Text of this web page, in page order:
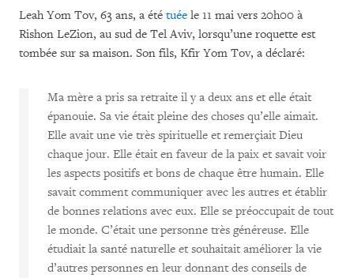
Leah Yom Tov, 63 ans, a été tuée le 11 mai vers 20h00 à
Rishon LeZion, au sud de Tel Aviv, lorsqu’une roquette est
tombée sur sa maison. Son fils, Kfir Yom Tov, a déclaré:
Ma mère a pris sa retraite il y a deux ans et elle était
épanouie. Sa vie était pleine des choses qu’elle aimait.
Elle avait une vie très spirituelle et remerçiait Dieu
chaque jour. Elle était en faveur de la paix et savait voir
les aspects positifs et bons de chaque être humain. Elle
savait comment communiquer avec les autres et établir
de bonnes relations avec eux. Elle se préoccupait de tout
le monde. C’était une personne très généreuse. Elle
étudiait la santé naturelle et souhaitait améliorer la vie
d’autres personnes en leur donnant des conseils de